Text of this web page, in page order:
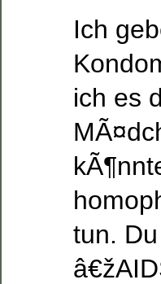
Ich
ich es
tun.